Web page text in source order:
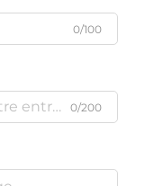
0/100
0/200